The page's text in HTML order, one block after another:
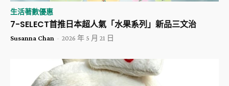
生活著數優惠
​7-SELECT首推日本超人氣「水果系列」新品三文治
Susanna Chan - 2026 年 5 月 21 日